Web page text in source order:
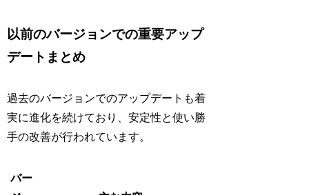
以前のバージョンでの重要アップ
デートまとめ
過去のバージョンでのアップデートも着
実に進化を続けており、安定性と使い勝
手の改善が行われています。
バー